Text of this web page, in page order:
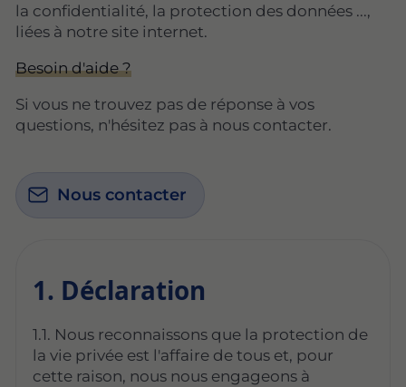
la confidentialité, la protection des données ...,
liées à notre site internet.
Besoin d'aide ?
Si vous ne trouvez pas de réponse à vos
questions, n'hésitez pas à nous contacter.
Nous contacter
1. Déclaration
1.1. Nous reconnaissons que la protection de
la vie privée est l'affaire de tous et, pour
cette raison, nous nous engageons à